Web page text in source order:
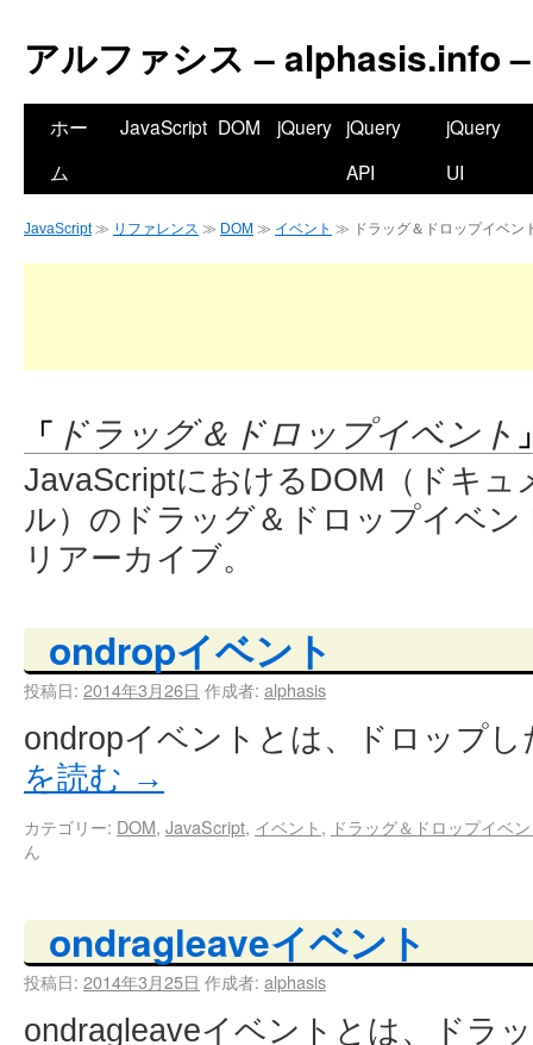
アルファシス – alphasis.info –
ホー
ム
JavaScript DOM jQuery jQuery
API
jQuery
UI
JavaScript≫ リファレンス ≫ DOM ≫ イベント ≫ ドラッグ＆ドロップイベン
「 ドラッグ＆ドロップイベント
JavaScriptにおけるDOM（ドキ
ル）のドラッグ＆ドロップイベ
リアーカイブ。
ondropイベント
投稿日: 2014年3月26日 作成者: alphasis
ondropイベントとは、ドロップ
を読む →
カテゴリー: DOM, JavaScript, イベント, ドラッグ＆ドロップイベ
ん
ondragleaveイベント
投稿日: 2014年3月25日 作成者: alphasis
ondragleaveイベントとは、ドラ